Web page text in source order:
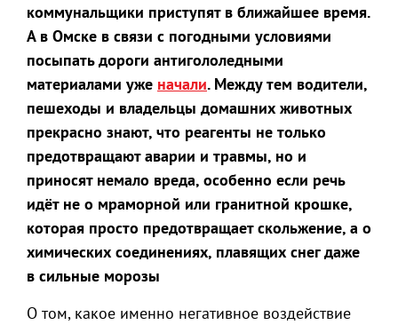
коммунальщики приступят в ближайшее время.
А в Омске в связи с погодными условиями
посыпать дороги антигололедными
материалами уже начали. Между тем водители,
пешеходы и владельцы домашних животных
прекрасно знают, что реагенты не только
предотвращают аварии и травмы, но и
приносят немало вреда, особенно если речь
идёт не о мраморной или гранитной крошке,
которая просто предотвращает скольжение, а о
химических соединениях, плавящих снег даже
в сильные морозы
О том, какое именно негативное воздействие